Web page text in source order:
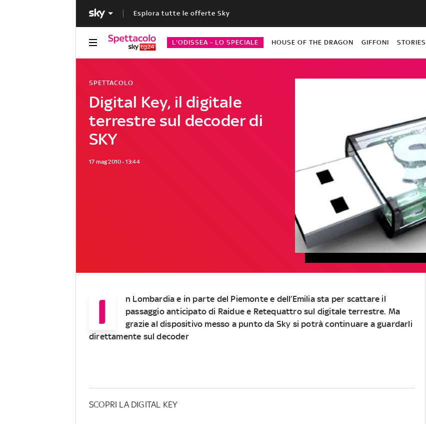
Esplora tutte le offerte Sky
L'ODISSEA - LO SPECIALE HOUSE OF THE DRAGON GIFFONI STORIES
Digital Key, il digitale
terrestre sul decoder di
SKY
SPETTACOLO
17 mag 2010 - 13:44
I
n Lombardia e in parte del Piemonte e dell’Emilia sta per scattare il
passaggio anticipato di Raidue e Retequattro sul digitale terrestre. Ma
grazie al dispositivo messo a punto da Sky si potrà continuare a guardarli
direttamente sul decoder
SCOPRI LA DIGITAL KEY